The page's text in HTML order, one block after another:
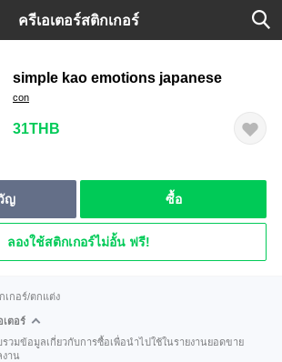
ครีเอเตอร์สติกเกอร์
simple kao emotions japanese
con
31THB
ญ ซื้อ
ลองใช้สติกเกอร์ไม่อั้น ฟรี!
เกอร์/ตกแต่ง
เตอร์
รวมข้อมูลเกี่ยวกับการซื้อเพื่อนำไปใช้ในรายงานยอดขาย
งาน